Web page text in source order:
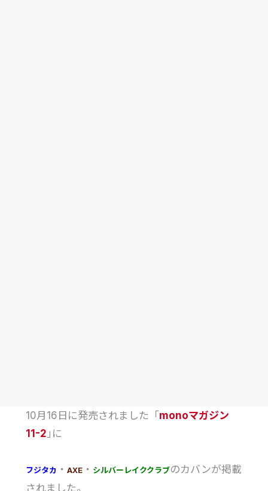
10月16日に発売されました「 monoマガジン
11-2 ｣に
フジタカ ・ AXE・ シルバーレイククラブのカバンが掲載
されました。